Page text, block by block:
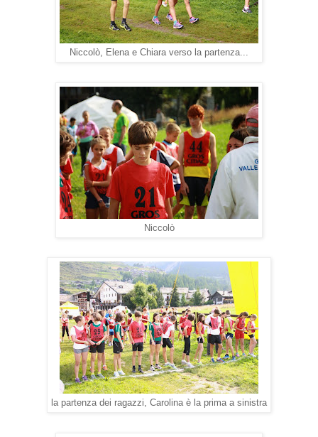
Niccolò, Elena e Chiara verso la partenza...
Niccolò
la partenza dei ragazzi, Carolina è la prima a sinistra